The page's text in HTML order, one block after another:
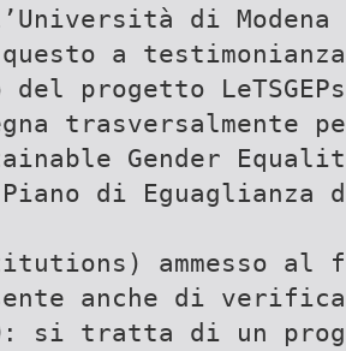
di
a
progetto
trasversalmente
Gender
di Eguaglianza
ammesso al
anche di
si tratta di un